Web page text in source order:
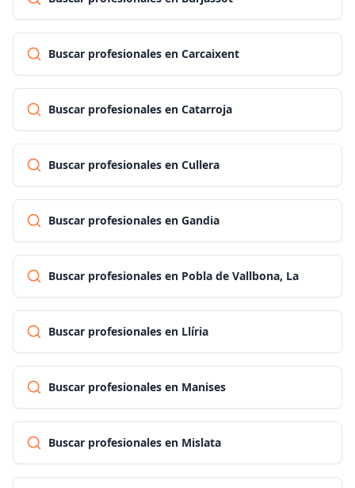
Buscar profesionales en Carcaixent
Buscar profesionales en Catarroja
Buscar profesionales en Cullera
Buscar profesionales en Gandia
Buscar profesionales en Pobla de Vallbona, La
Buscar profesionales en Llíria
Buscar profesionales en Manises
Buscar profesionales en Mislata